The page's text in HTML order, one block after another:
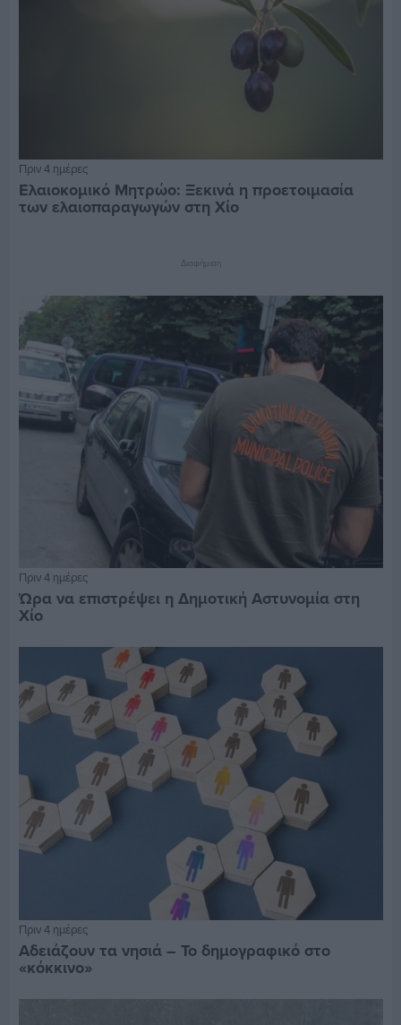
Πριν 4 ημέρες
Ελαιοκομικό Μητρώο: Ξεκινά η προετοιμασία
των ελαιοπαραγωγών στη Χίο
Διαφήμιση
Πριν 4 ημέρες
Ώρα να επιστρέψει η Δημοτική Αστυνομία στη
Χίο
Πριν 4 ημέρες
Αδειάζουν τα νησιά – Το δημογραφικό στο
«κόκκινο»